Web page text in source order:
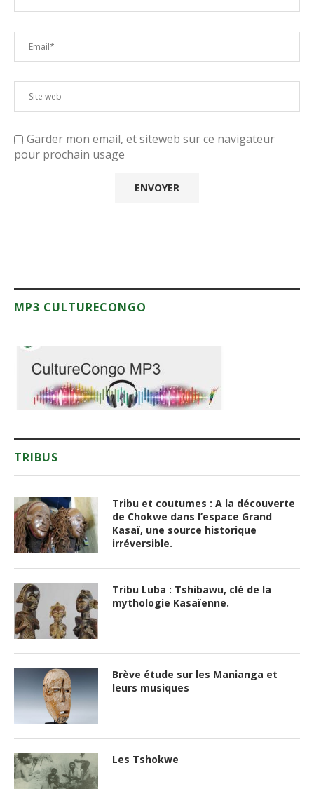
Garder mon email, et siteweb sur ce navigateur
pour prochain usage
MP3 CULTURECONGO
TRIBUS
Tribu et coutumes : A la découverte
de Chokwe dans l’espace Grand
Kasaï, une source historique
irréversible.
Tribu Luba : Tshibawu, clé de la
mythologie Kasaïenne.
Brève étude sur les Manianga et
leurs musiques
Les Tshokwe